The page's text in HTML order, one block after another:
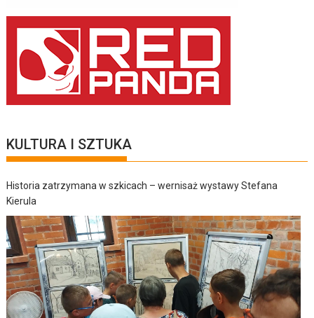
KULTURA I SZTUKA
Historia zatrzymana w szkicach – wernisaż wystawy Stefana
Kierula